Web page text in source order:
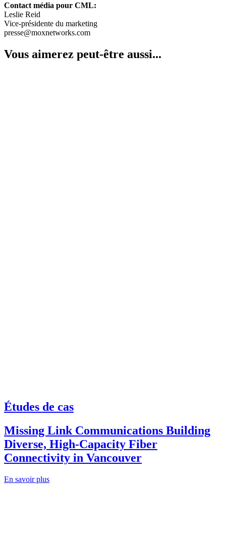
Contact média pour CML:
Leslie Reid
Vice-présidente du marketing
presse@moxnetworks.com
Vous aimerez peut-être aussi...
Études de cas
Missing Link Communications Building
Diverse, High-Capacity Fiber
Connectivity in Vancouver
En savoir plus